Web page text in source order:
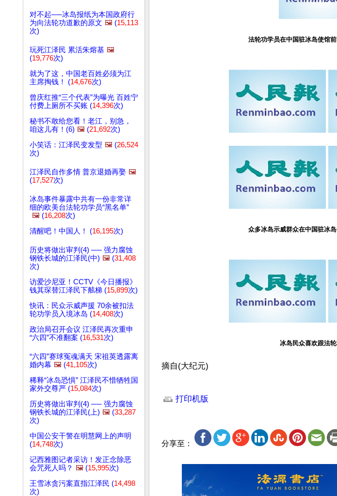
对不起──冰岛报纸为本国政府行
为向法轮功道歉的原文 🖼️ (15,113
次)
玩死江泽民 累活朱熔基 🖼️
(19,776次)
就为了这，中国老百姓必须为江
主席掏钱！ (14,676次)
曾庆红推“三个代表”为曝光 百姓宁
付费上厕所不买账 (14,396次)
秘书不敢给您看！老江，别急，
咱这儿有！(6) 🖼️ (21,692次)
小笑话：江泽民变发型 🖼️ (26,524
次)
江泽民自作多情 普京退婚再娶 🖼️
(17,527次)
冰岛事件暴露中共有一份非常详
细的欧美台法轮功学员“黑名单”
🖼️ (16,208次)
清醒吧！中国人！ (16,195次)
历史将做出审判(4) ── 强力腐蚀
钢铁长城的江泽民(中) 🖼️ (31,408
次)
访爱沙尼亚！CCTV《今日播报》
钱其琛替江泽民下舷梯 (15,899次)
快讯：民众示威声援 70余被扣法
轮功学员入境冰岛 (14,408次)
政治局召开会议 江泽民再次重申
“六四”不准翻案 (16,531次)
“六四”赛球冤魂满天 宋祖英透露离
婚内幕 🖼️ (41,105次)
稀释“冰岛恐惧” 江泽民不惜牺牲国
家外交尊严 (15,084次)
历史将做出审判(4) ── 强力腐蚀
钢铁长城的江泽民(上) 🖼️ (33,287
次)
中国公安干警在明慧网上的声明
(14,748次)
记西雅图记者采访！发正念除恶
会咒死人吗？ 🖼️ (15,995次)
王雪冰贪污案直指江泽民 (14,498
次)
法轮功学员在中国驻冰岛使馆
众多冰岛示威群众在中国驻冰
冰岛民众喜欢跟法
摘自(大纪元)
打印机版
分享至：